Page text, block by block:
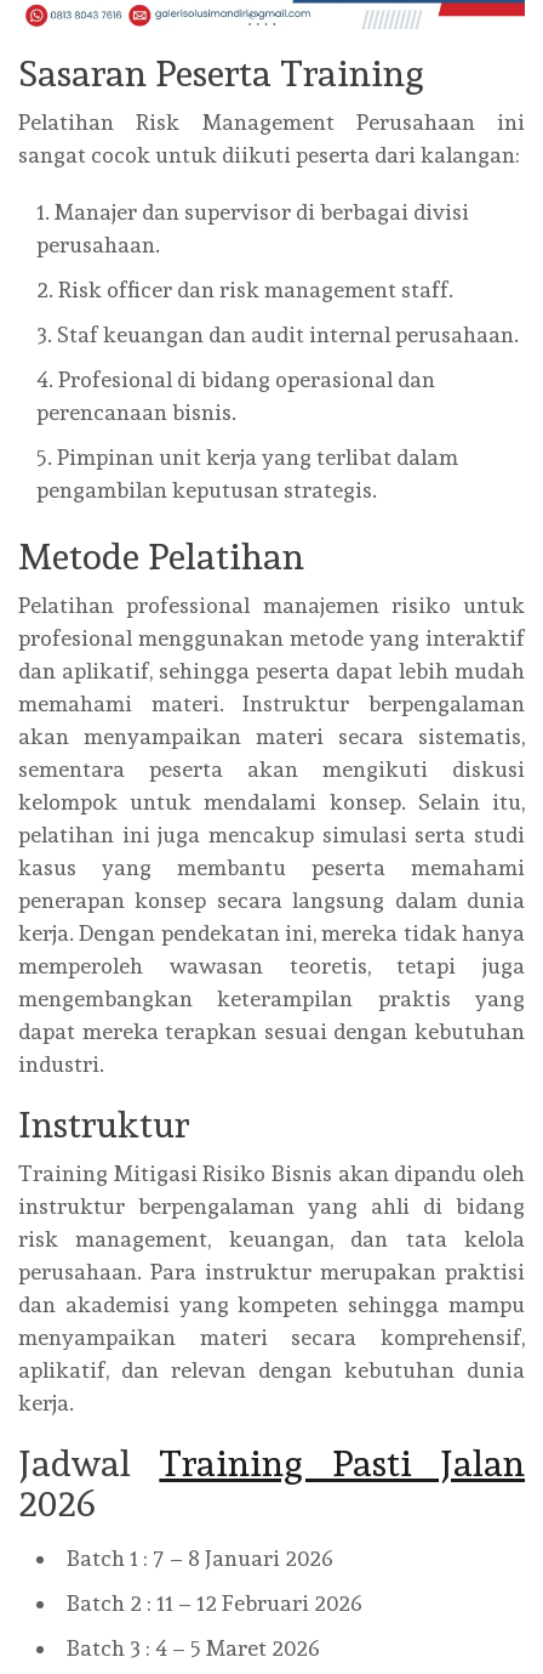
Sasaran Peserta Training
Pelatihan Risk Management Perusahaan ini
sangat cocok untuk diikuti peserta dari kalangan:
Manajer dan supervisor di berbagai divisi
perusahaan.
Risk officer dan risk management staff.
Staf keuangan dan audit internal perusahaan.
Profesional di bidang operasional dan
perencanaan bisnis.
Pimpinan unit kerja yang terlibat dalam
pengambilan keputusan strategis.
Metode Pelatihan
Pelatihan professional manajemen risiko untuk
profesional menggunakan metode yang interaktif
dan aplikatif, sehingga peserta dapat lebih mudah
memahami materi. Instruktur berpengalaman
akan menyampaikan materi secara sistematis,
sementara peserta akan mengikuti diskusi
kelompok untuk mendalami konsep. Selain itu,
pelatihan ini juga mencakup simulasi serta studi
kasus yang membantu peserta memahami
penerapan konsep secara langsung dalam dunia
kerja. Dengan pendekatan ini, mereka tidak hanya
memperoleh wawasan teoretis, tetapi juga
mengembangkan keterampilan praktis yang
dapat mereka terapkan sesuai dengan kebutuhan
industri.
Instruktur
Training Mitigasi Risiko Bisnis akan dipandu oleh
instruktur berpengalaman yang ahli di bidang
risk management, keuangan, dan tata kelola
perusahaan. Para instruktur merupakan praktisi
dan akademisi yang kompeten sehingga mampu
menyampaikan materi secara komprehensif,
aplikatif, dan relevan dengan kebutuhan dunia
kerja.
Jadwal Training Pasti Jalan
2026
Batch 1 : 7 – 8 Januari 2026
Batch 2 : 11 – 12 Februari 2026
Batch 3 : 4 – 5 Maret 2026